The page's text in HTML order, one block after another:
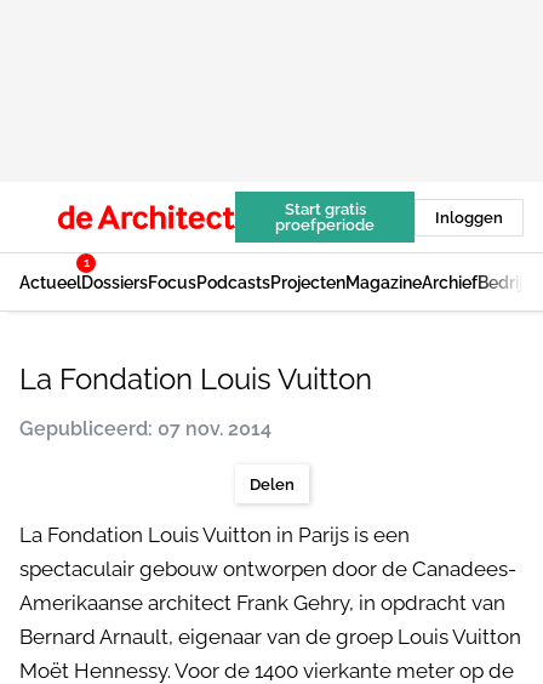
Start gratis
proefperiode
Inloggen
Actueel
1
DossiersFocusPodcastsProjectenMagazineArchief
La Fondation Louis Vuitton
Gepubliceerd: 07 nov. 2014
Delen
La Fondation Louis Vuitton in Parijs is een
spectaculair gebouw ontworpen door de Canadees-
Amerikaanse architect Frank Gehry, in opdracht van
Bernard Arnault, eigenaar van de groep Louis Vuitton
Moët Hennessy. Voor de 1400 vierkante meter op de